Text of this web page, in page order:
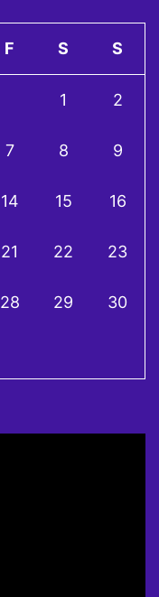
F S S
1 2
7 8 9
14 15 16
21 22 23
28 29 30